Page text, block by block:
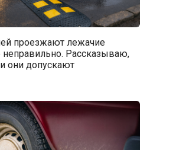
проезжают лежачие
неправильно. Рассказываю,
они допускают